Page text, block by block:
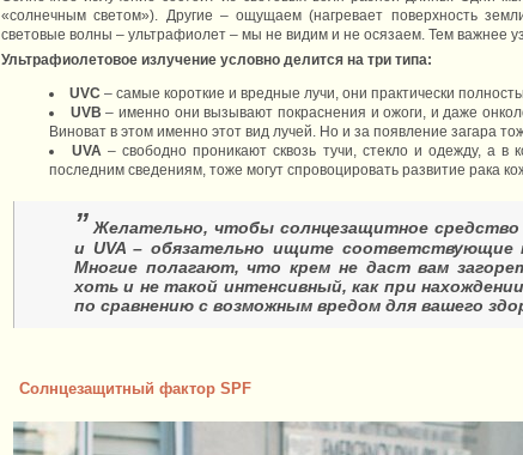
«солнечным светом»). Другие – ощущаем (нагревает поверхность
световые волны – ультрафиолет – мы не видим и не осязаем. Тем важнее
Ультрафиолетовое излучение условно делится на три типа:
UVC – самые короткие и вредные лучи, они практически
UVB – именно они вызывают покраснения и ожоги, и даже
Виноват в этом именно этот вид лучей. Но и за появление загара
UVA – свободно проникают сквозь тучи, стекло и одежду, а
последним сведениям, тоже могут спровоцировать развитие рака
” Желательно, чтобы солнцезащитное
и UVA – обязательно ищите соответствующие
Многие полагают, что крем не даст вам
хоть и не такой интенсивный, как при
по сравнению с возможным вредом для вашего
Солнцезащитный фактор SPF